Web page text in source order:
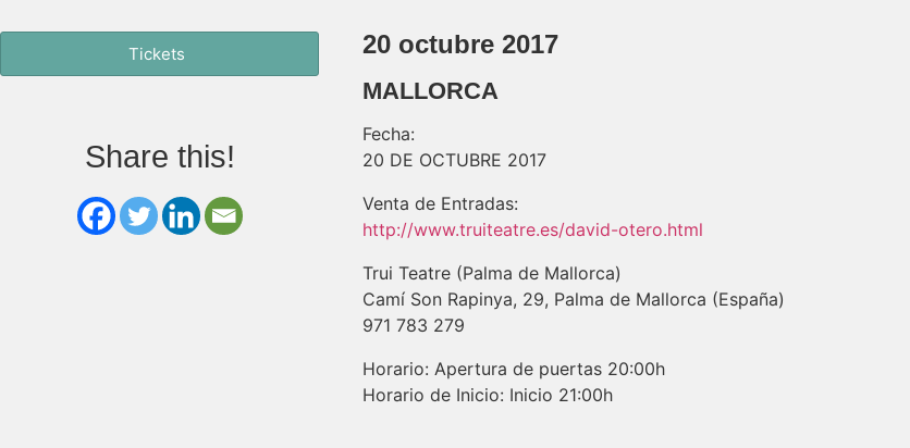
Tickets
Share this!
20 octubre 2017
MALLORCA
Fecha:
20 DE OCTUBRE 2017
Venta de Entradas:
http://www.truiteatre.es/david-otero.html
Trui Teatre (Palma de Mallorca)
Camí Son Rapinya, 29, Palma de Mallorca (España)
971 783 279
Horario: Apertura de puertas 20:00h
Horario de Inicio: Inicio 21:00h